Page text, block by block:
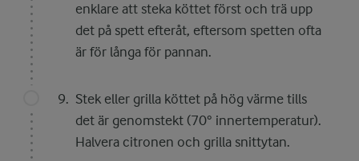
enklare att steka köttet först och trä upp
det på spett efteråt, eftersom spetten ofta
är för långa för pannan.
Stek eller grilla köttet på hög värme tills
det är genomstekt (70° innertemperatur).
Halvera citronen och grilla snittytan.